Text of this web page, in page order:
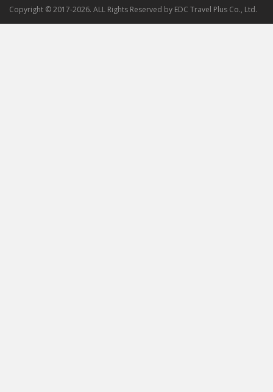
Copyright © 2017-2026. ALL Rights Reserved by EDC Travel Plus Co., Ltd.